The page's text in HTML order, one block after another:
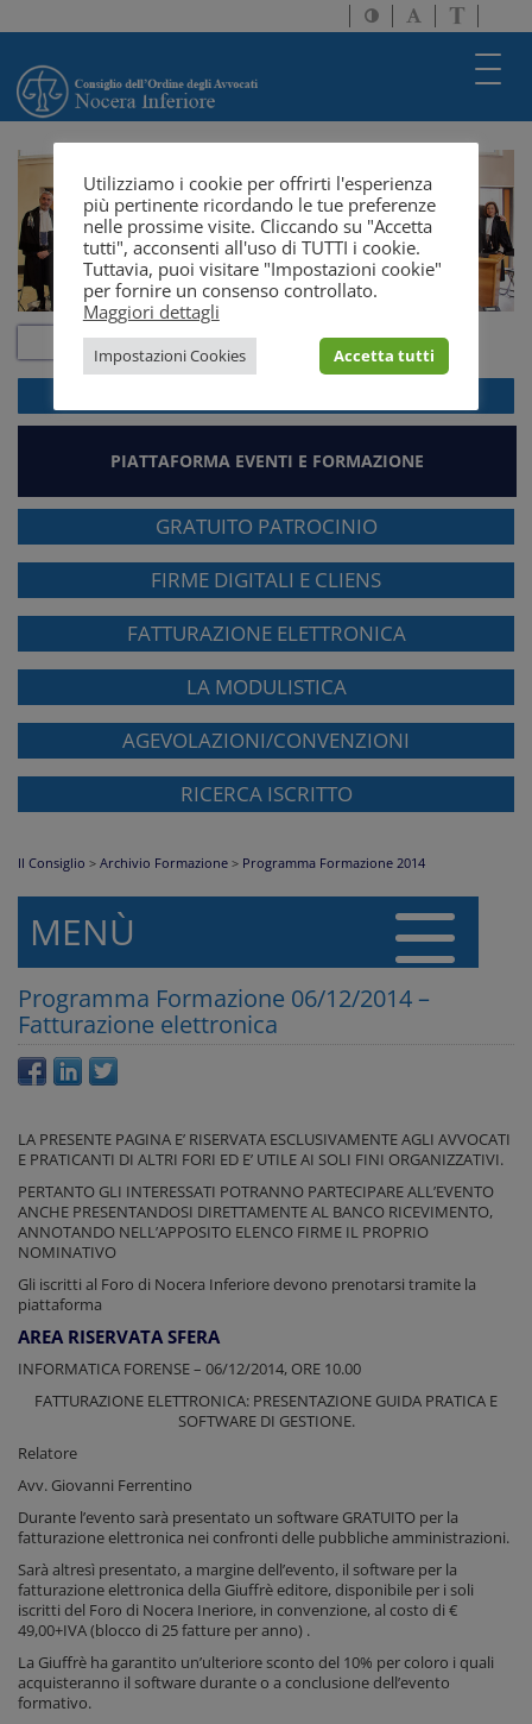
Attiva/disattiva
alto
Attiva/
dimensione
a
solo
PIATTAFORMA EVENTI E FORMAZIONE
GRATUITO PATROCINIO
FIRME DIGITALI E CLIENS
FATTURAZIONE ELETTRONICA
LA MODULISTICA
AGEVOLAZIONI/CONVENZIONI
RICERCA ISCRITTO
Il Consiglio > Archivio Formazione > Programma Formazione 2014
MENÙ
Programma Formazione 06/12/2014 –
Fatturazione elettronica
LA PRESENTE PAGINA E’ RISERVATA ESCLUSIVAMENTE AGLI AVVOCATI
E PRATICANTI DI ALTRI FORI ED E’ UTILE AI SOLI FINI ORGANIZZATIVI.
PERTANTO GLI INTERESSATI POTRANNO PARTECIPARE ALL’EVENTO
ANCHE PRESENTANDOSI DIRETTAMENTE AL BANCO RICEVIMENTO,
ANNOTANDO NELL’APPOSITO ELENCO FIRME IL PROPRIO
NOMINATIVO
Gli iscritti al Foro di Nocera Inferiore devono prenotarsi tramite la
piattaforma
AREA RISERVATA SFERA
INFORMATICA FORENSE – 06/12/2014, ORE 10.00
FATTURAZIONE ELETTRONICA: PRESENTAZIONE GUIDA PRATICA E
SOFTWARE DI GESTIONE.
Relatore
Avv. Giovanni Ferrentino
Durante l’evento sarà presentato un software GRATUITO per la
fatturazione elettronica nei confronti delle pubbliche amministrazioni.
Sarà altresì presentato, a margine dell’evento, il software per la
fatturazione elettronica della Giuffrè editore, disponibile per i soli
iscritti del Foro di Nocera Ineriore, in convenzione, al costo di €
49,00+IVA (blocco di 25 fatture per anno) .
La Giuffrè ha garantito un’ulteriore sconto del 10% per coloro i quali
acquisteranno il software durante o a conclusione dell’evento
formativo.
Utilizziamo i cookie per offrirti l'esperienza
più pertinente ricordando le tue preferenze
nelle prossime visite. Cliccando su "Accetta
tutti", acconsenti all'uso di TUTTI i cookie.
Tuttavia, puoi visitare "Impostazioni cookie"
per fornire un consenso controllato.
Maggiori dettagli
Impostazioni Cookies Accetta tutti